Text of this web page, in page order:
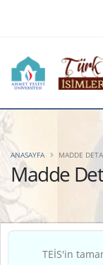
Madde
ANASAYFA MADDE
TEİS'in